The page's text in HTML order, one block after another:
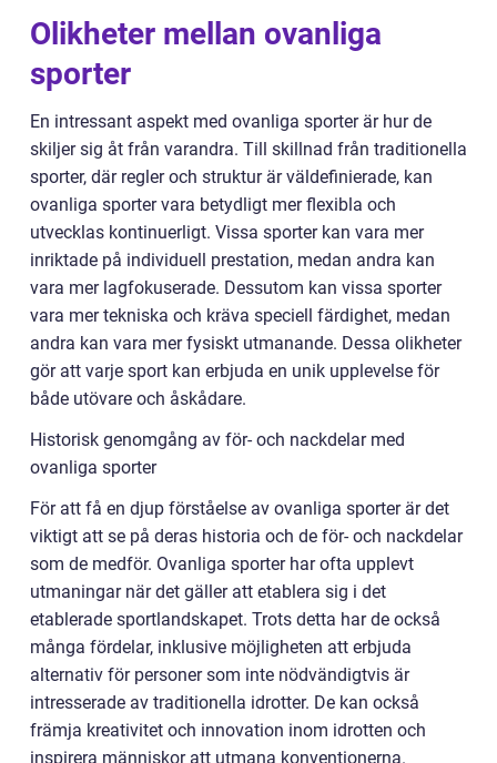
Olikheter mellan ovanliga
sporter
En intressant aspekt med ovanliga sporter är hur de
skiljer sig åt från varandra. Till skillnad från traditionella
sporter, där regler och struktur är väldefinierade, kan
ovanliga sporter vara betydligt mer flexibla och
utvecklas kontinuerligt. Vissa sporter kan vara mer
inriktade på individuell prestation, medan andra kan
vara mer lagfokuserade. Dessutom kan vissa sporter
vara mer tekniska och kräva speciell färdighet, medan
andra kan vara mer fysiskt utmanande. Dessa olikheter
gör att varje sport kan erbjuda en unik upplevelse för
både utövare och åskådare.
Historisk genomgång av för- och nackdelar med
ovanliga sporter
För att få en djup förståelse av ovanliga sporter är det
viktigt att se på deras historia och de för- och nackdelar
som de medför. Ovanliga sporter har ofta upplevt
utmaningar när det gäller att etablera sig i det
etablerade sportlandskapet. Trots detta har de också
många fördelar, inklusive möjligheten att erbjuda
alternativ för personer som inte nödvändigtvis är
intresserade av traditionella idrotter. De kan också
främja kreativitet och innovation inom idrotten och
inspirera människor att utmana konventionerna.